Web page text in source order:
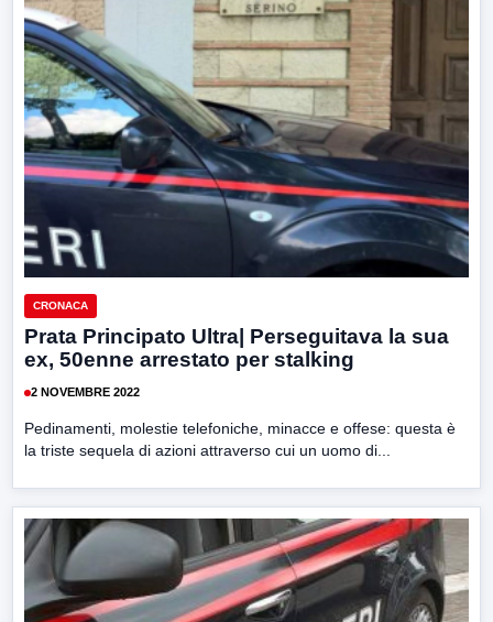
CRONACA
Prata Principato Ultra| Perseguitava la sua
ex, 50enne arrestato per stalking
2 NOVEMBRE 2022
Pedinamenti, molestie telefoniche, minacce e offese: questa è
la triste sequela di azioni attraverso cui un uomo di...